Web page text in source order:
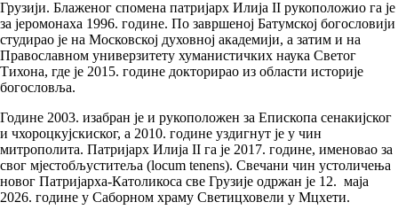
Грузији. Блаженог спомена патријарх Илија II рукоположио га је
за јеромонаха 1996. године. По завршеној Батумској богословији
студирао је на Московској духовној академији, а затим и на
Православном универзитету хуманистичких наука Светог
Тихона, где је 2015. године докторирао из области историје
богословља.
Године 2003. изабран је и рукоположен за Епископа сенакијског
и чхороцкујскиског, а 2010. године уздигнут је у чин
митрополита. Патријарх Илија II га је 2017. године, именовао за
свог мјестобљуститеља (locum tenens). Свечани чин устоличења
новог Патријарха-Католикоса све Грузије одржан је 12. маја
2026. године у Саборном храму Светицховели у Мцхети.